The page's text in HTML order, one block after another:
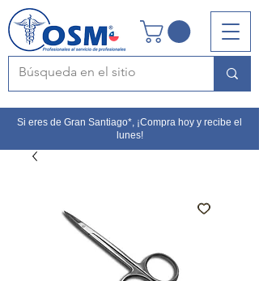
Si eres de Gran Santiago*, ¡Compra hoy y recibe el
lunes!